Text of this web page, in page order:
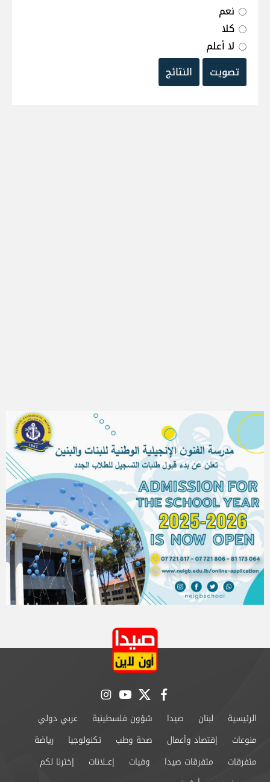
نعم
كلا
لا أعلم
تصويت
النتائج
facebook
twitter
youtube
instagram
الرئيسية لبنان صيدا شؤون فلسطينية
عربي دولي
منوعات
إقتصاد وأعمال صحة وطب تكنولوجيا
رياضة
متفرقات
متفرقات صيدا وفيات إعــلانات
إخترنا لكم